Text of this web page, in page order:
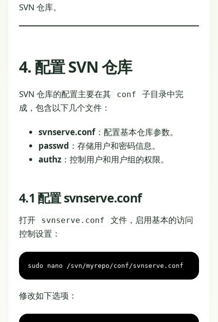
SVN 仓库。
4. 配置 SVN 仓库
SVN 仓库的配置主要在其 conf
子目录中完
成，包含以下几个文件：
svnserve.conf：配置基本仓库参数。
passwd ：存储用户和密码信息。
authz ：控制用户和用户组的权限。
4.1 配置 svnserve.conf
打开 svnserve.conf
文件，启用基本的访问
控制设置：
sudo nano /svn/myrepo/conf/svnserve.conf
修改如下选项：